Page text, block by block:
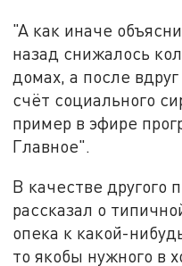
"А как иначе
назад снижалось
домах, а после
счёт социального
пример в эфире
Главное".
В качестве другого
рассказал о
опека к какой-
то якобы нужного в